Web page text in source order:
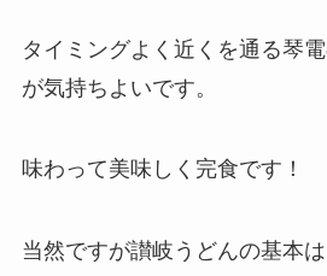
タイミングよく近くを通る琴
が気持ちよいです。
味わって美味しく完食です！
当然ですが讃岐うどんの基本